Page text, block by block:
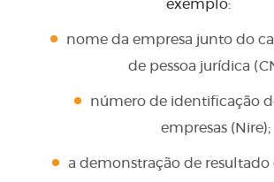
exemplo:
nome da empresa junto do
de pessoa jurídica
número de identificação
empresas (Nire);
a demonstração de resultado